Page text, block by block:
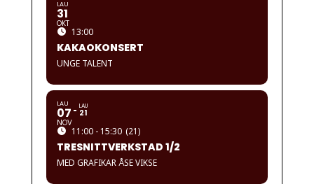
LAU
31
OKT
13:00
KAKAOKONSERT
UNGE TALENT
LAU
07
NOV
LAU
21
11:00 - 15:30 (21)
TRESNITTVERKSTAD 1/2
MED GRAFIKAR ÅSE VIKSE